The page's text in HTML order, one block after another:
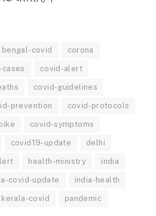
bengal-covid corona
covid-alert
covid-guidelines
prevention covid-protocols
covid-symptoms
covid19-update delhi
health-ministry india
covid-update india-health
kerala-covid pandemic